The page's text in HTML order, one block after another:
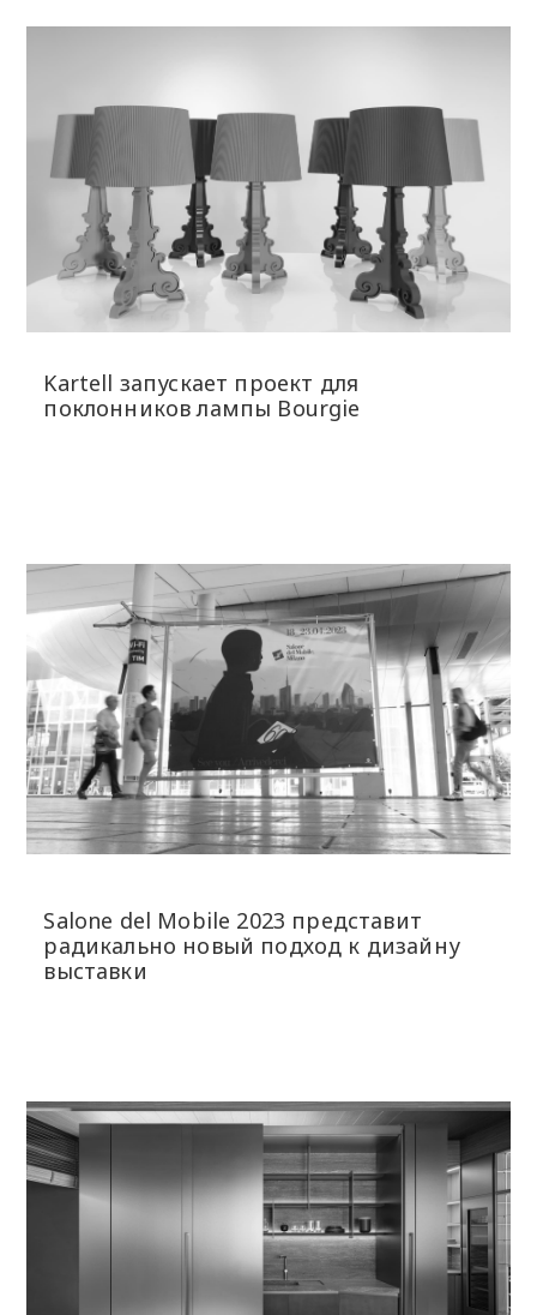
Kartell запускает проект для
поклонников лампы ​Bourgie
Salone del Mobile 2023 представит
радикально новый подход к дизайну
выставки